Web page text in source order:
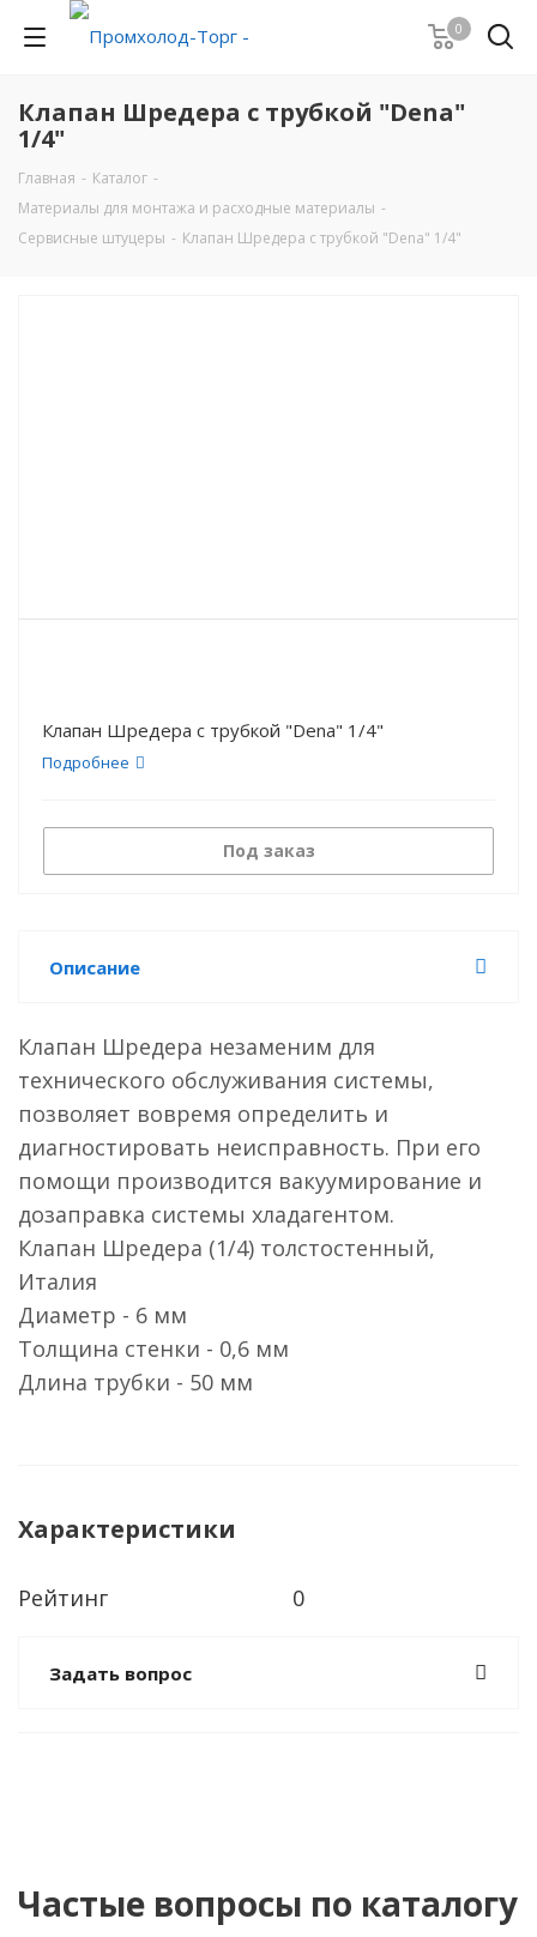
0
Клапан Шредера с трубкой "Dena"
1/4"
Главная - Каталог -
Материалы для монтажа и расходные материалы -
Сервисные штуцеры - Клапан Шредера с трубкой "Dena" 1/4"
Клапан Шредера с трубкой "Dena" 1/4"
Подробнее
Под заказ
Описание
Клапан Шредера незаменим для
технического обслуживания системы,
позволяет вовремя определить и
диагностировать неисправность. При его
помощи производится вакуумирование и
дозаправка системы хладагентом.
Клапан Шредера (1/4) толстостенный,
Италия
Диаметр - 6 мм
Толщина стенки - 0,6 мм
Длина трубки - 50 мм
Характеристики
Рейтинг 0
Задать вопрос
Частые вопросы по каталогу